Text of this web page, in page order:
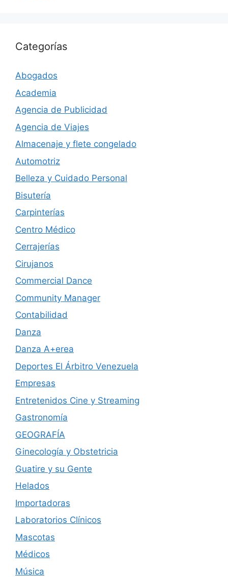
Categorías
Abogados
Academia
Agencia de Publicidad
Agencia de Viajes
Almacenaje y flete congelado
Automotriz
Belleza y Cuidado Personal
Bisutería
Carpinterías
Centro Médico
Cerrajerías
Cirujanos
Commercial Dance
Community Manager
Contabilidad
Danza
Danza A+erea
Deportes El Árbitro Venezuela
Empresas
Entretenidos Cine y Streaming
Gastronomía
GEOGRAFÍA
Ginecología y Obstetricia
Guatire y su Gente
Helados
Importadoras
Laboratorios Clínicos
Mascotas
Médicos
Música